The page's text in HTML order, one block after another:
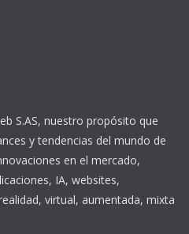
S.AS, nuestro propósito que
y tendencias del mundo de
en el mercado,
IA, websites,
virtual, aumentada, mixta